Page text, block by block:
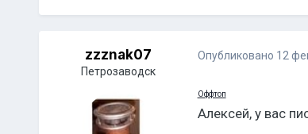
zzznak07
Петрозаводск
Опубликовано 12
Оффтоп
Алексей, у вас